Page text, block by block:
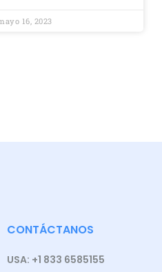
16, 2023
CONTÁCTANOS
USA: +1 833 6585155